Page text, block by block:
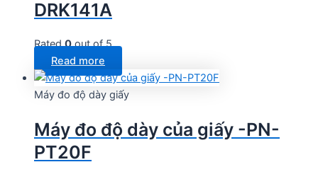
DRK141A
Rated0out of 5
Read more
Máy đo độ dày giấy
Máy đo độ dày của giấy -PN-
PT20F